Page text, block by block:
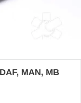
MAN, MB